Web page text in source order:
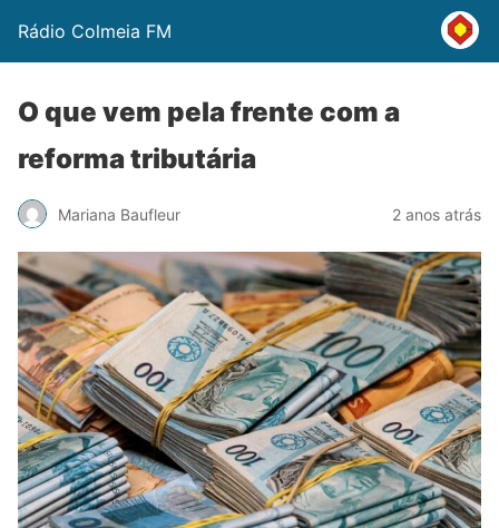
Rádio Colmeia FM
O que vem pela frente com a
reforma tributária
Mariana Baufleur 2 anos atrás